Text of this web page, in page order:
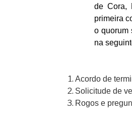
de Cora,
primeira
o quorum
na
Acordo de
Solicitude de
Rogos e